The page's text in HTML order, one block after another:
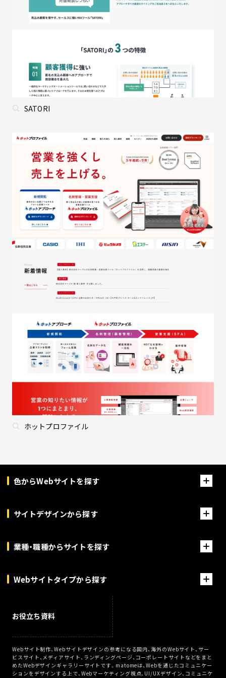
SATORI
ホットプロファイル
色からWebサイトを探す
サイトデザインから探す
業種・職種からサイトを探す
Webサイトタイプから探す
お役立ち資料
Webサイト制作、Webサイトデザインの参考になる国内、海外のWebサイト、サー
ビスサイト、メディアサイト、ランディングページ、コーポレートサイトなどをまと
めたWebデザインギャラリーサイトです。matomeは、Webを通じたコミュニケー
ションをデザインする上で、Webマーケティング視点、UI/UXデザイン、コミュニケ